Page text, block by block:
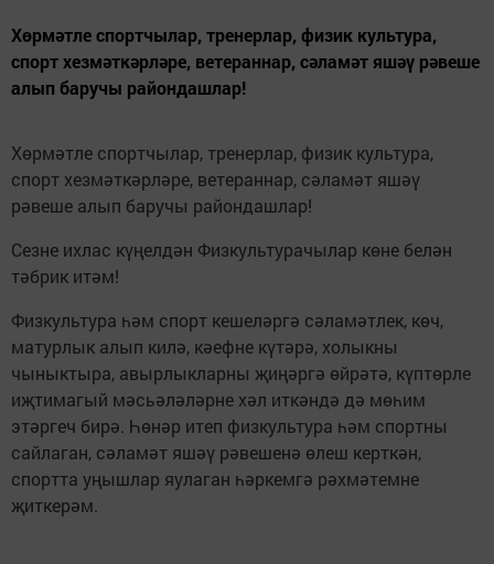
Хөрмәтле спортчылар, тренерлар, физик культура,
спорт хезмәткәрләре, ветераннар, сәламәт яшәү рәвеше
алып баручы райондашлар!
Хөрмәтле спортчылар, тренерлар, физик культура,
спорт хезмәткәрләре, ветераннар, сәламәт яшәү
рәвеше алып баручы райондашлар!
Сезне ихлас күңелдән Физкультурачылар көне белән
тәбрик итәм!
Физкультура һәм спорт кешеләргә сәламәтлек, көч,
матурлык алып килә, кәефне күтәрә, холыкны
чыныктыра, авырлыкларны җиңәргә өйрәтә, күптөрле
иҗтимагый мәсьәләләрне хәл иткәндә дә мөһим
этәргеч бирә. Һөнәр итеп физкультура һәм спортны
сайлаган, сәламәт яшәү рәвешенә өлеш керткән,
спортта уңышлар яулаган һәркемгә рәхмәтемне
җиткерәм.